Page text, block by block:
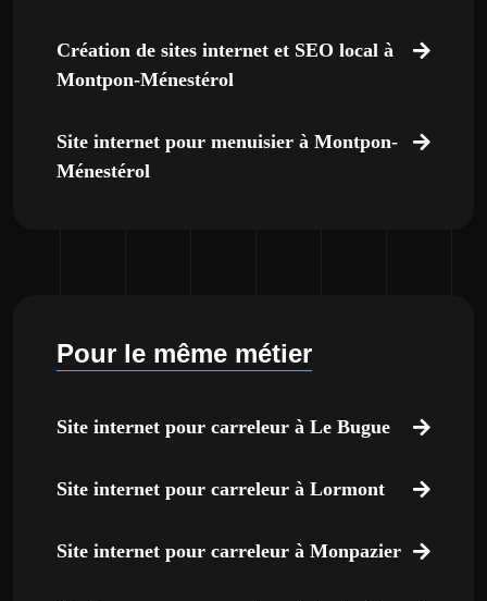
Création de sites internet et SEO local à
Montpon-Ménestérol
Site internet pour menuisier à Montpon-
Ménestérol
Pour le même métier
Site internet pour carreleur à Le Bugue
Site internet pour carreleur à Lormont
Site internet pour carreleur à Monpazier